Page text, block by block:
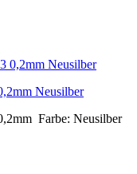
Neusilber
Farbe: Neusilber